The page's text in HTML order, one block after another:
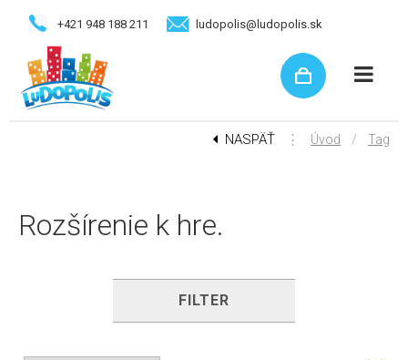
+421 948 188 211 ludopolis@ludopolis.sk
NASPÄŤ ⋮ Úvod / Tag
Rozšírenie k hre.
FILTER